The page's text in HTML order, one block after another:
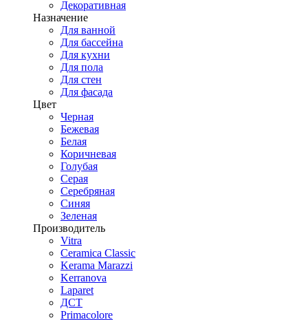
Декоративная
Назначение
Для ванной
Для бассейна
Для кухни
Для пола
Для стен
Для фасада
Цвет
Черная
Бежевая
Белая
Коричневая
Голубая
Серая
Серебряная
Синяя
Зеленая
Производитель
Vitra
Ceramica Classic
Kerama Marazzi
Kerranova
Laparet
ДСТ
Primacolore